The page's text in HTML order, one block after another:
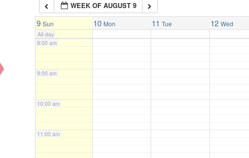
WEEK OF AUGUST 9
9 Sun 10 Mon 11 Tue 12 Wed
All-day
7:00 am
8:00 am
9:00 am
10:00 am
11:00 am